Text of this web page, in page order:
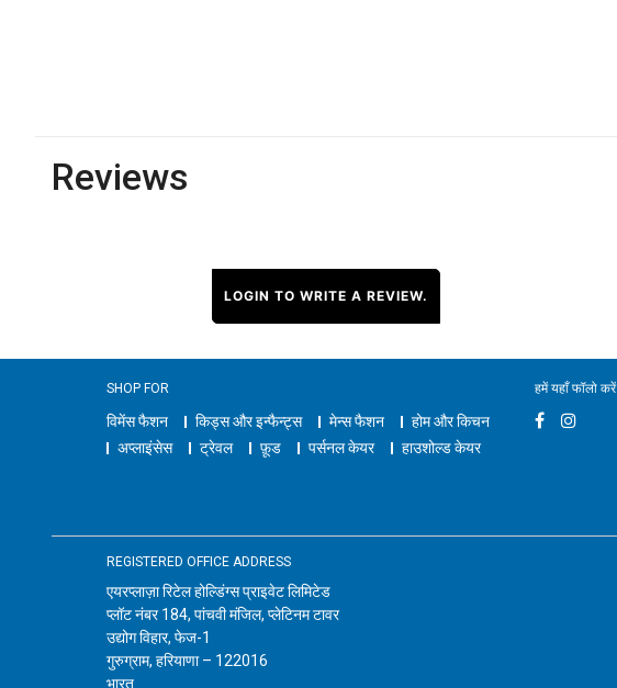
Reviews
LOGIN TO WRITE A REVIEW.
SHOP FOR
विमेंस फैशन किड्स और इन्फैन्ट्स मेन्स फैशन
होम और किचन
अप्लाइंसेस
ट्रेवल फ़ूड पर्सनल केयर हाउशोल्ड केयर
हमें यहाँ फॉलो करें
REGISTERED OFFICE ADDRESS
एयरप्लाज़ा रिटेल होल्डिंग्स प्राइवेट लिमिटेड
प्लॉट नंबर 184, पांचवी मंजिल, प्लेटिनम टावर
उद्योग विहार, फेज-1
गुरुग्राम, हरियाणा – 122016
भारत